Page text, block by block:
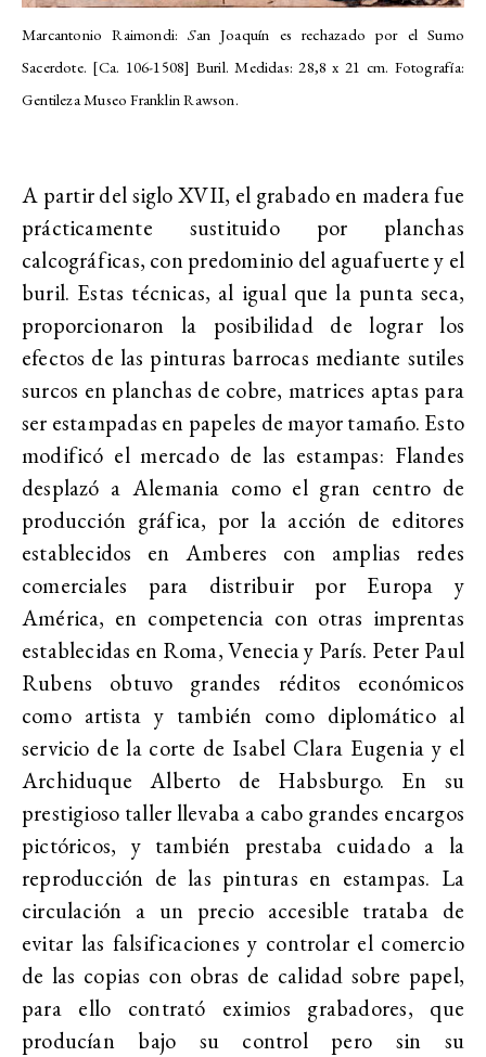
Marcantonio Raimondi:San Joaquín es rechazado por el Sumo
Sacerdote. [Ca. 106-1508] Buril. Medidas: 28,8 x 21 cm. Fotografía:
Gentileza Museo Franklin Rawson.
A partir del siglo XVII, el grabado en madera fue
prácticamente sustituido por planchas
calcográficas, con predominio del aguafuerte y el
buril. Estas técnicas, al igual que la punta seca,
proporcionaron la posibilidad de lograr los
efectos de las pinturas barrocas mediante sutiles
surcos en planchas de cobre, matrices aptas para
ser estampadas en papeles de mayor tamaño. Esto
modificó el mercado de las estampas: Flandes
desplazó a Alemania como el gran centro de
producción gráfica, por la acción de editores
establecidos en Amberes con amplias redes
comerciales para distribuir por Europa y
América, en competencia con otras imprentas
establecidas en Roma, Venecia y París. Peter Paul
Rubens obtuvo grandes réditos económicos
como artista y también como diplomático al
servicio de la corte de Isabel Clara Eugenia y el
Archiduque Alberto de Habsburgo. En su
prestigioso taller llevaba a cabo grandes encargos
pictóricos, y también prestaba cuidado a la
reproducción de las pinturas en estampas. La
circulación a un precio accesible trataba de
evitar las falsificaciones y controlar el comercio
de las copias con obras de calidad sobre papel,
para ello contrató eximios grabadores, que
producían bajo su control pero sin su